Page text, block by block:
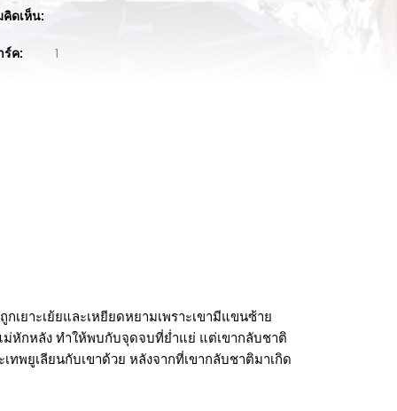
คิดเห็น:
ร์ค:
1
ยาะเย้ยและเหยียดหยามเพราะเขามีแขนซ้าย
ม่หักหลัง ทำให้พบกับจุดจบที่ย่ำแย่ แต่เขากลับชาติ
พยูเลียนกับเขาด้วย หลังจากที่เขากลับชาติมาเกิด